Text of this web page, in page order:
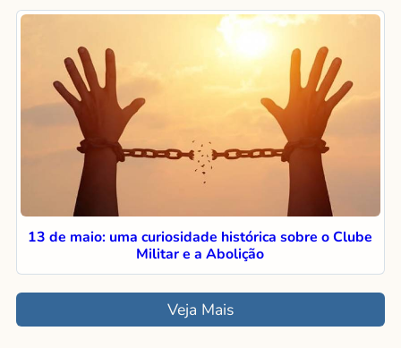
13 de maio: uma curiosidade histórica sobre o Clube
Militar e a Abolição
Veja Mais